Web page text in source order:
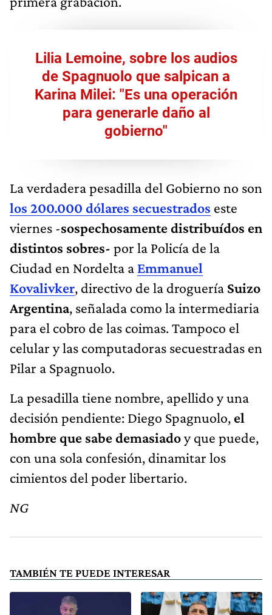
Lilia Lemoine, sobre los audios
de Spagnuolo que salpican a
Karina Milei: "Es una operación
para generarle daño al
gobierno"
La verdadera pesadilla del Gobierno no son
los 200.000 dólares secuestrados este
viernes -sospechosamente distribuídos en
distintos sobres- por la Policía de la
Ciudad en Nordelta a Emmanuel
Kovalivker, directivo de la droguería Suizo
Argentina, señalada como la intermediaria
para el cobro de las coimas. Tampoco el
celular y las computadoras secuestradas en
Pilar a Spagnuolo.
La pesadilla tiene nombre, apellido y una
decisión pendiente: Diego Spagnuolo, el
hombre que sabe demasiadoy que puede,
con una sola confesión, dinamitar los
cimientos del poder libertario.
NG
TAMBIÉN TE PUEDE INTERESAR